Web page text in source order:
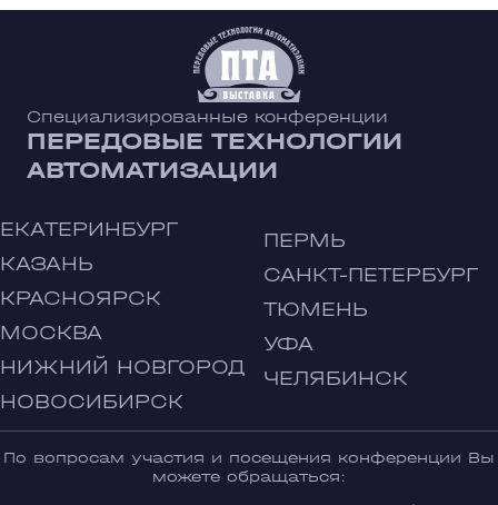
Специализированные конференции
ПЕРЕДОВЫЕ ТЕХНОЛОГИИ
АВТОМАТИЗАЦИИ
ЕКАТЕРИНБУРГ
КАЗАНЬ
КРАСНОЯРСК
МОСКВА
НИЖНИЙ НОВГОРОД
НОВОСИБИРСК
ПЕРМЬ
САНКТ-ПЕТЕРБУРГ
ТЮМЕНЬ
УФА
ЧЕЛЯБИНСК
По вопросам участия и посещения конференции Вы
можете обращаться: